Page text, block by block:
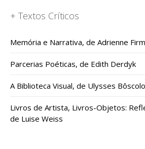
+ Textos Críticos
Memória e Narrativa, de Adrienne
Parcerias Poéticas, de Edith Derdyk
A Biblioteca Visual, de Ulysses Bôscolo
Livros de Artista, Livros-Objetos:
de Luise Weiss